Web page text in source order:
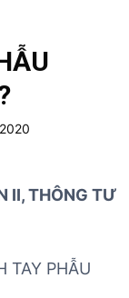
II, THÔNG TƯ
TAY PHẪU